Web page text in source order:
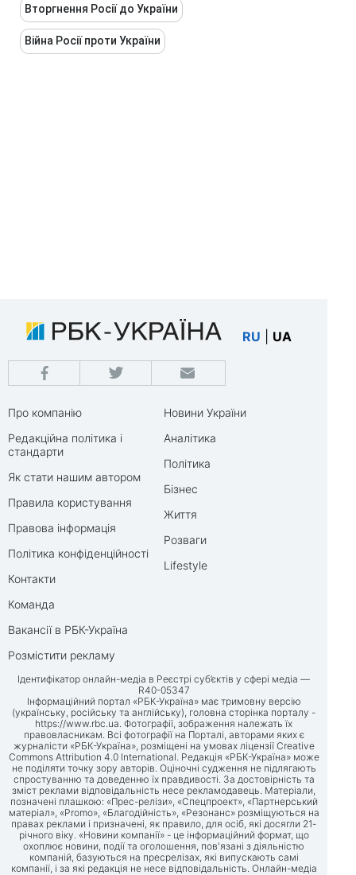
Вторгнення Росії до України
Війна Росії проти України
RU UA
Про компанію
Редакційна політика і
стандарти
Як стати нашим автором
Правила користування
Правова інформація
Політика конфіденційності
Контакти
Команда
Вакансії в РБК-Україна
Розмістити рекламу
Новини України
Аналітика
Політика
Бізнес
Життя
Розваги
Lifestyle
Ідентифікатор онлайн-медіа в Реєстрі суб’єктів у сфері медіа —
R40-05347
Інформаційний портал «РБК-Україна» має тримовну версію
(українську, російську та англійську), головна сторінка порталу -
https://www.rbc.ua. Фотографії, зображення належать їх
правовласникам. Всі фотографії на Порталі, авторами яких є
журналісти «РБК-Україна», розміщені на умовах ліцензії Creative
Commons Attribution 4.0 International. Редакція «РБК-Україна» може
не поділяти точку зору авторів. Оціночні судження не підлягають
спростуванню та доведенню їх правдивості. За достовірність та
зміст реклами відповідальність несе рекламодавець. Матеріали,
позначені плашкою: «Прес-релізи», «Спецпроект», «Партнерський
матеріал», «Promo», «Благодійність», «Резонанс» розміщуються на
правах реклами і призначені, як правило, для осіб, які досягли 21-
річного віку. «Новини компанії» - це інформаційний формат, що
охоплює новини, події та оголошення, пов'язані з діяльністю
компаній, базуються на пресрелізах, які випускають самі
компанії, і за які редакція не несе відповідальність. Онлайн-медіа